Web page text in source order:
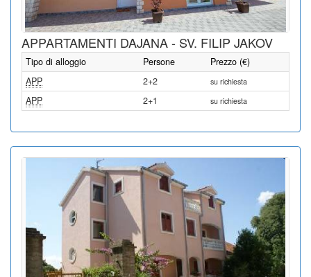
APPARTAMENTI DAJANA - SV. FILIP JAKOV
Tipo di alloggio Persone
Prezzo (€)
APP
2+2 su richiesta
APP 2+1 su richiesta